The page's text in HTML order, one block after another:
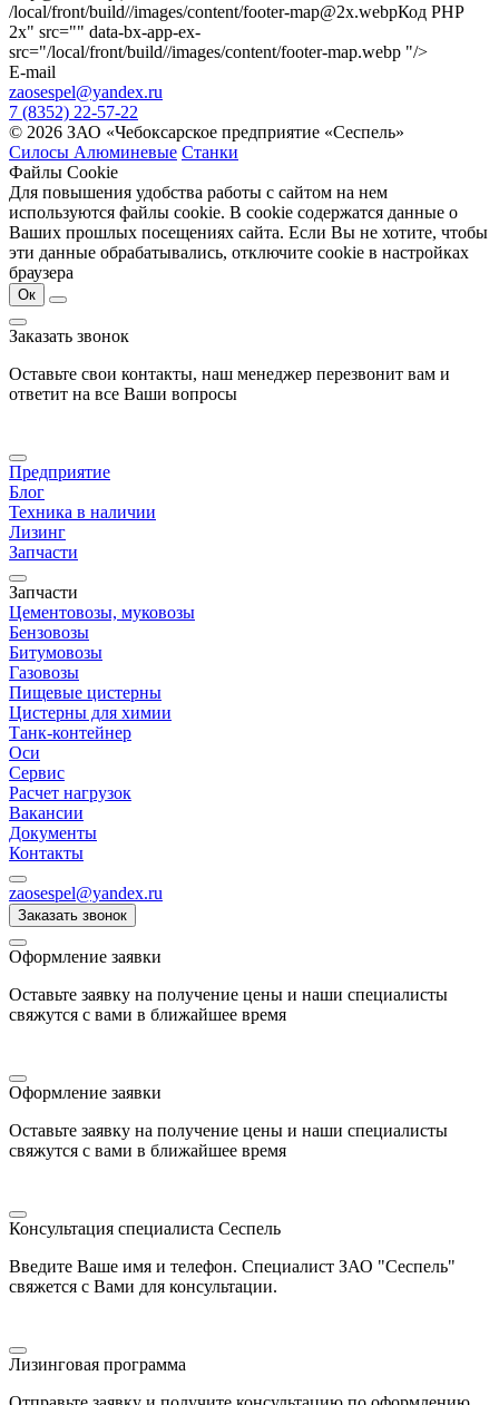
/local/front/build//images/content/footer-map@2x.webpКод PHP
2x" src="" data-bx-app-ex-
src="/local/front/build//images/content/footer-map.webp "/>
E-mail
zaosespel@yandex.ru
7 (8352) 22-57-22
© 2026 ЗАО «Чебоксарское предприятие «Сеспель»
Силосы Алюминевые Станки
Файлы Cookie
Для повышения удобства работы с сайтом на нем
используются файлы cookie. В cookie содержатся данные о
Ваших прошлых посещениях сайта. Если Вы не хотите, чтобы
эти данные обрабатывались, отключите cookie в настройках
браузера
Ок
Заказать звонок
Оставьте свои контакты, наш менеджер перезвонит вам и
ответит на все Ваши вопросы
Предприятие
Блог
Техника в наличии
Лизинг
Запчасти
Запчасти
Цементовозы, муковозы
Бензовозы
Битумовозы
Газовозы
Пищевые цистерны
Цистерны для химии
Танк-контейнер
Оси
Сервис
Расчет нагрузок
Вакансии
Документы
Контакты
zaosespel@yandex.ru
Заказать звонок
Оформление заявки
Оставьте заявку на получение цены и наши специалисты
свяжутся с вами в ближайшее время
Оформление заявки
Оставьте заявку на получение цены и наши специалисты
свяжутся с вами в ближайшее время
Консультация специалиста Сеспель
Введите Ваше имя и телефон. Специалист ЗАО "Сеспель"
свяжется с Вами для консультации.
Лизинговая программа